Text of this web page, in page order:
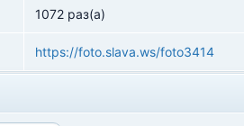
1072 раз(а)
https://foto.slava.ws/foto3414